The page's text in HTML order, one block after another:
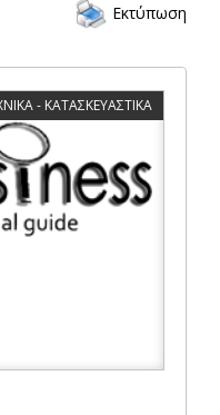
Εκτύπωση
- ΚΑΤΑΣΚΕΥΑΣΤΙΚΑ